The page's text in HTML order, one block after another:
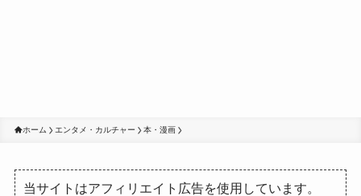
ホーム エンタメ・カルチャー 本・漫画
当サイトはアフィリエイト広告を使用しています。